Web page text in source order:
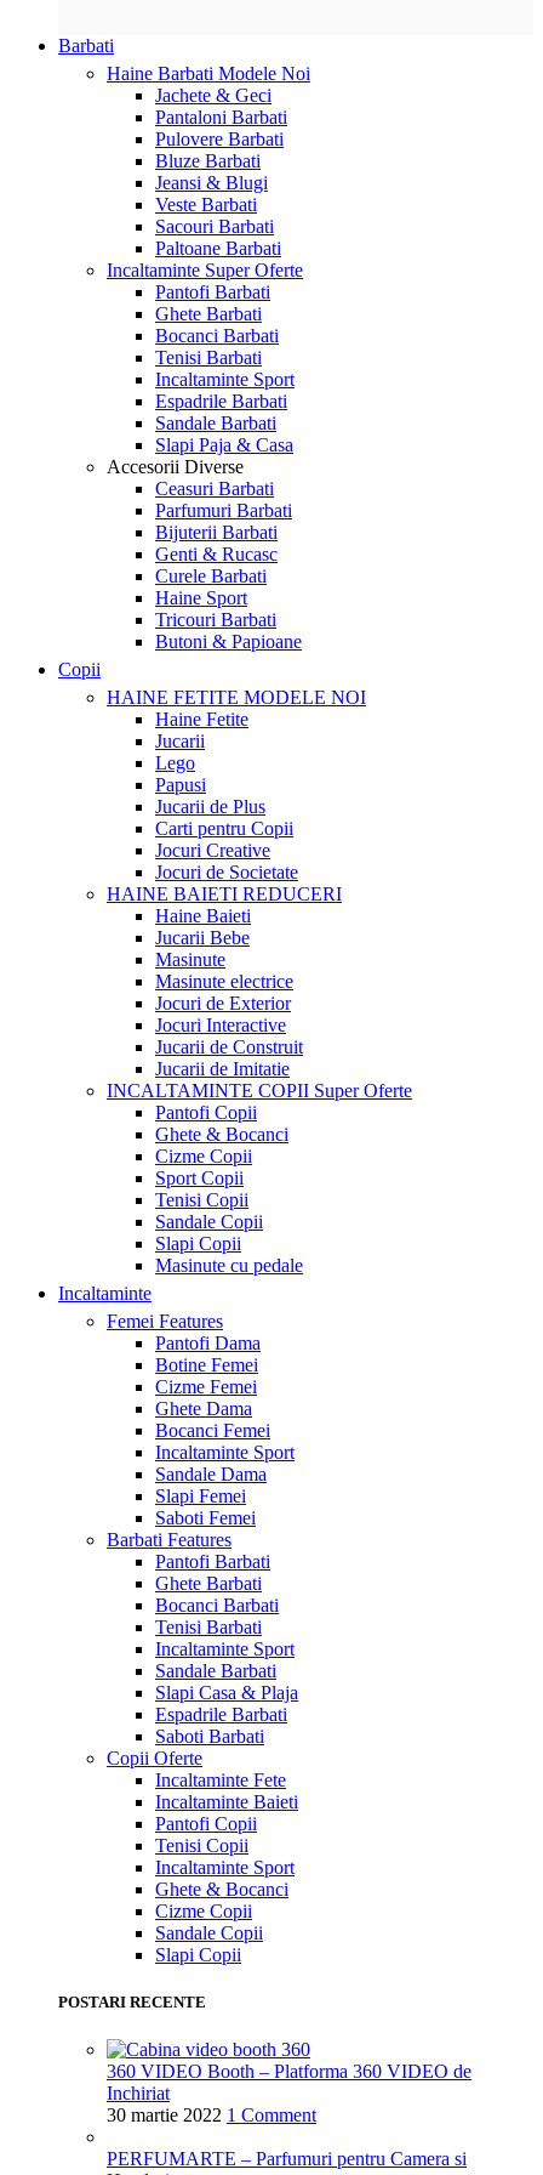
Barbati
Haine Barbati Modele Noi
Jachete & Geci
Pantaloni Barbati
Pulovere Barbati
Bluze Barbati
Jeansi & Blugi
Veste Barbati
Sacouri Barbati
Paltoane Barbati
Incaltaminte Super Oferte
Pantofi Barbati
Ghete Barbati
Bocanci Barbati
Tenisi Barbati
Incaltaminte Sport
Espadrile Barbati
Sandale Barbati
Slapi Paja & Casa
Accesorii Diverse
Ceasuri Barbati
Parfumuri Barbati
Bijuterii Barbati
Genti & Rucasc
Curele Barbati
Haine Sport
Tricouri Barbati
Butoni & Papioane
Copii
HAINE FETITE MODELE NOI
Haine Fetite
Jucarii
Lego
Papusi
Jucarii de Plus
Carti pentru Copii
Jocuri Creative
Jocuri de Societate
HAINE BAIETI REDUCERI
Haine Baieti
Jucarii Bebe
Masinute
Masinute electrice
Jocuri de Exterior
Jocuri Interactive
Jucarii de Construit
Jucarii de Imitatie
INCALTAMINTE COPII Super Oferte
Pantofi Copii
Ghete & Bocanci
Cizme Copii
Sport Copii
Tenisi Copii
Sandale Copii
Slapi Copii
Masinute cu pedale
Incaltaminte
Femei Features
Pantofi Dama
Botine Femei
Cizme Femei
Ghete Dama
Bocanci Femei
Incaltaminte Sport
Sandale Dama
Slapi Femei
Saboti Femei
Barbati Features
Pantofi Barbati
Ghete Barbati
Bocanci Barbati
Tenisi Barbati
Incaltaminte Sport
Sandale Barbati
Slapi Casa & Plaja
Espadrile Barbati
Saboti Barbati
Copii Oferte
Incaltaminte Fete
Incaltaminte Baieti
Pantofi Copii
Tenisi Copii
Incaltaminte Sport
Ghete & Bocanci
Cizme Copii
Sandale Copii
Slapi Copii
POSTARI RECENTE
360 VIDEO Booth – Platforma 360 VIDEO de
Inchiriat
30 martie 2022 1 Comment
PERFUMARTE – Parfumuri pentru Camera si